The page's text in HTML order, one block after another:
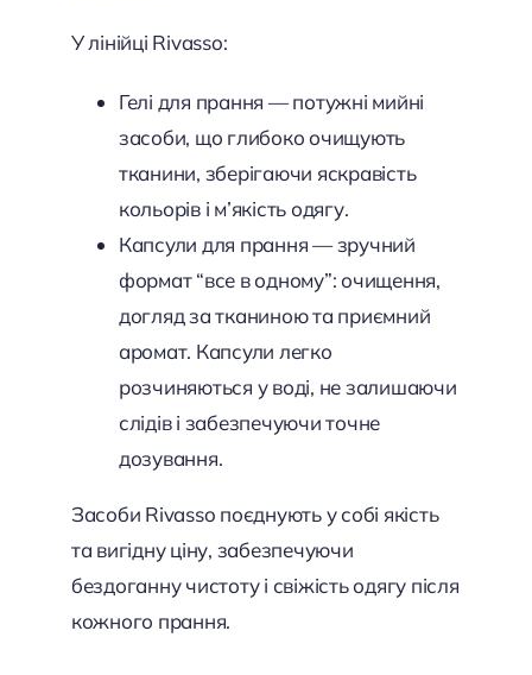
У лінійці Rivasso:
Гелі для прання — потужні мийні
засоби, що глибоко очищують
тканини, зберігаючи яскравість
кольорів і м’якість одягу.
Капсули для прання — зручний
формат “все в одному”: очищення,
догляд за тканиною та приємний
аромат. Капсули легко
розчиняються у воді, не залишаючи
слідів і забезпечуючи точне
дозування.
Засоби Rivasso поєднують у собі якість
та вигідну ціну, забезпечуючи
бездоганну чистоту і свіжість одягу після
кожного прання.